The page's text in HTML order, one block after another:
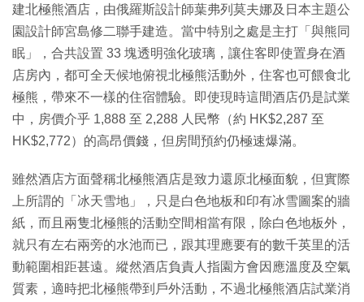
建北極熊酒店，由俄羅斯設計師葉弗列莫夫娜及日本主題公
園設計師宮島修二聯手建造。當中特別之處是主打「與熊同
眠」，合共設置 33 塊透明強化玻璃，讓住客即使置身在酒
店房內，都可全天候地俯視北極熊活動外，住客也可餵食北
極熊，帶來不一樣的住宿體驗。即使現時這間酒店仍是試業
中，房價介乎 1,888 至 2,288 人民幣（約 HK$2,287 至
HK$2,772）的高昂價錢，但房間預約仍極速爆滿。
雖然酒店方面聲稱北極熊酒店是致力還原北極面貌，但實際
上所謂的「冰天雪地」，只是白色地板和印有冰雪圖案的牆
紙，而且兩隻北極熊的活動空間相當有限，除白色地板外，
就只有左右兩旁的水池而已，跟其理應要有的數千英里的活
動範圍相距甚遠。縱然酒店負責人指園方會因應溫度及空氣
質素，適時把北極熊帶到戶外活動，不過北極熊酒店試業消